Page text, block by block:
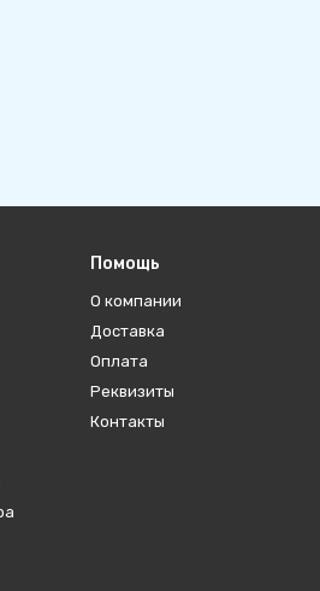
Помощь
О компании
Доставка
Оплата
Реквизиты
Контакты